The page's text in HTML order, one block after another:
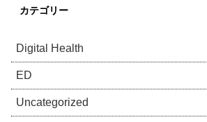
カテゴリー
Digital Health
ED
Uncategorized